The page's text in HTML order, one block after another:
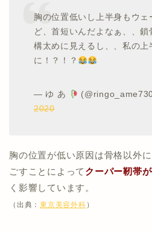
胸の位置低いし上半身もウェ
ど、首短いんだよなぁ、、
構太めに見えるし、、私の上
に！？！？
— ゆ あ
2020
胸の位置が低い原因は骨格以外
ごすことによって クーパー靭帯
く影響しています。
（出典：東京美容外科 ）